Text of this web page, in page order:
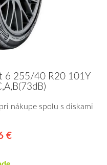
6 255/40 R20 101Y
nákupe spolu s diskami
€